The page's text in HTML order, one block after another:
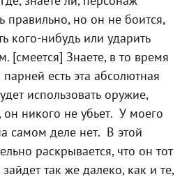
правильно, но он не боится,
кого-нибудь или ударить
[смеется] Знаете, в то время
есть эта абсолютная
использовать оружие,
никого не убьет. У моего
самом деле нет. В этой
раскрывается, что он тот
так же далеко, как и те,